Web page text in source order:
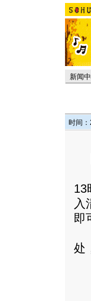
新闻
时间
13
入
即
处